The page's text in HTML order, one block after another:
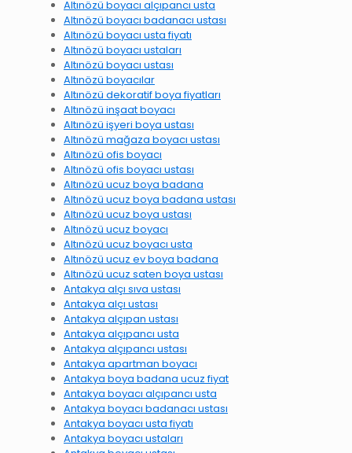
Altınözü boyacı alçıpancı usta
Altınözü boyacı badanacı ustası
Altınözü boyacı usta fiyatı
Altınözü boyacı ustaları
Altınözü boyacı ustası
Altınözü boyacılar
Altınözü dekoratif boya fiyatları
Altınözü inşaat boyacı
Altınözü işyeri boya ustası
Altınözü mağaza boyacı ustası
Altınözü ofis boyacı
Altınözü ofis boyacı ustası
Altınözü ucuz boya badana
Altınözü ucuz boya badana ustası
Altınözü ucuz boya ustası
Altınözü ucuz boyacı
Altınözü ucuz boyacı usta
Altınözü ucuz ev boya badana
Altınözü ucuz saten boya ustası
Antakya alçı sıva ustası
Antakya alçı ustası
Antakya alçıpan ustası
Antakya alçıpancı usta
Antakya alçıpancı ustası
Antakya apartman boyacı
Antakya boya badana ucuz fiyat
Antakya boyacı alçıpancı usta
Antakya boyacı badanacı ustası
Antakya boyacı usta fiyatı
Antakya boyacı ustaları